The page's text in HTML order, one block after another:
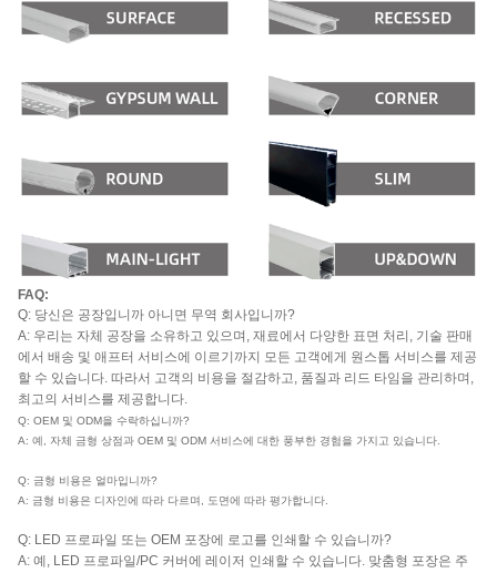
FAQ:
Q: 당신은 공장입니까 아니면 무역 회사입니까?
A: 우리는 자체 공장을 소유하고 있으며, 재료에서 다양한 표면 처리, 기술 판매
에서 배송 및 애프터 서비스에 이르기까지 모든 고객에게 원스톱 서비스를 제공
할 수 있습니다. 따라서 고객의 비용을 절감하고, 품질과 리드 타임을 관리하며,
최고의 서비스를 제공합니다.
Q: OEM 및 ODM을 수락하십니까?
A: 예, 자체 금형 상점과 OEM 및 ODM 서비스에 대한 풍부한 경험을 가지고 있습니다.
Q: 금형 비용은 얼마입니까?
A: 금형 비용은 디자인에 따라 다르며, 도면에 따라 평가합니다.
Q: LED 프로파일 또는 OEM 포장에 로고를 인쇄할 수 있습니까?
A: 예, LED 프로파일/PC 커버에 레이저 인쇄할 수 있습니다. 맞춤형 포장은 주